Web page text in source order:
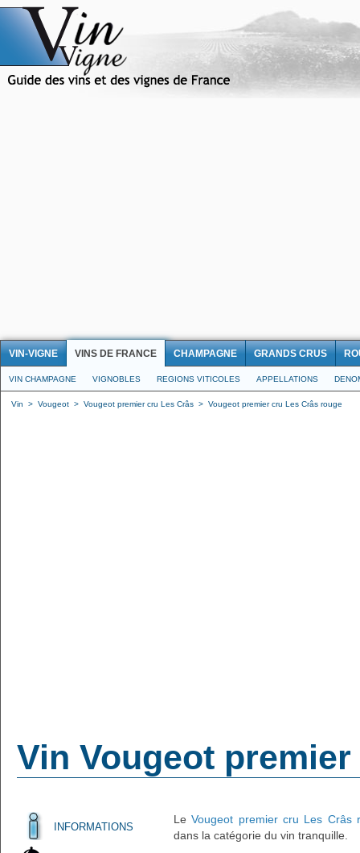
VIN-VIGNE VINS DE FRANCE CHAMPAGNE GRANDS CRUS
VIN CHAMPAGNE VIGNOBLES REGIONS VITICOLES APPELLATIONS
Vin > Vougeot > Vougeot premier cru Les Crâs > Vougeot premier cru Les Crâs rouge
Vin Vougeot
INFORMATIONS
LeVougeot premier cru Les Crâs
dans la catégorie du vin tranquille.